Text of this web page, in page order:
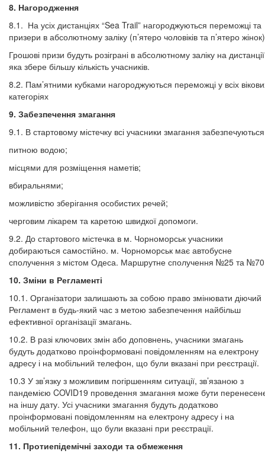
8. Нагородження
8.1. На усіх дистанціях “Sea Trail” нагороджуються переможці та
призери в абсолютному заліку (п’ятеро чоловіків та п’ятеро
Грошові призи будуть розіграні в абсолютному заліку на дистанції
яка збере більшу кількість учасників.
8.2. Пам’ятними кубками нагороджуються переможці у всіх
категоріях
9. Забезпечення змагання
9.1. В стартовому містечку всі учасники змагання
питною водою;
місцями для розміщення наметів;
вбиральнями;
можливістю зберігання особистих речей;
черговим лікарем та каретою швидкої допомоги.
9.2. До стартового містечка в м. Чорноморськ учасники
добираються самостійно. м. Чорноморськ має автобусне
сполучення з містом Одеса. Маршрутне сполучення №25 та
10. Зміни в Регламенті
10.1. Організатори залишають за собою право змінювати діючий
Регламент в будь-який час з метою забезпечення найбільш
ефективної організації змагань.
10.2. В разі ключових змін або доповнень, учасники змагань
будуть додатково проінформовані повідомленням на електрону
адресу і на мобільний телефон, що були вказані при реєстрації.
10.3 У зв’язку з можливим погіршенням ситуації, зв’язаною з
пандемією COVID19 проведення змагання може бути
на іншу дату. Усі учасники змагання будуть додатково
проінформовані повідомленням на електрону адресу і на
мобільний телефон, що були вказані при реєстрації.
11. Протиепідемічні заходи та обмеження